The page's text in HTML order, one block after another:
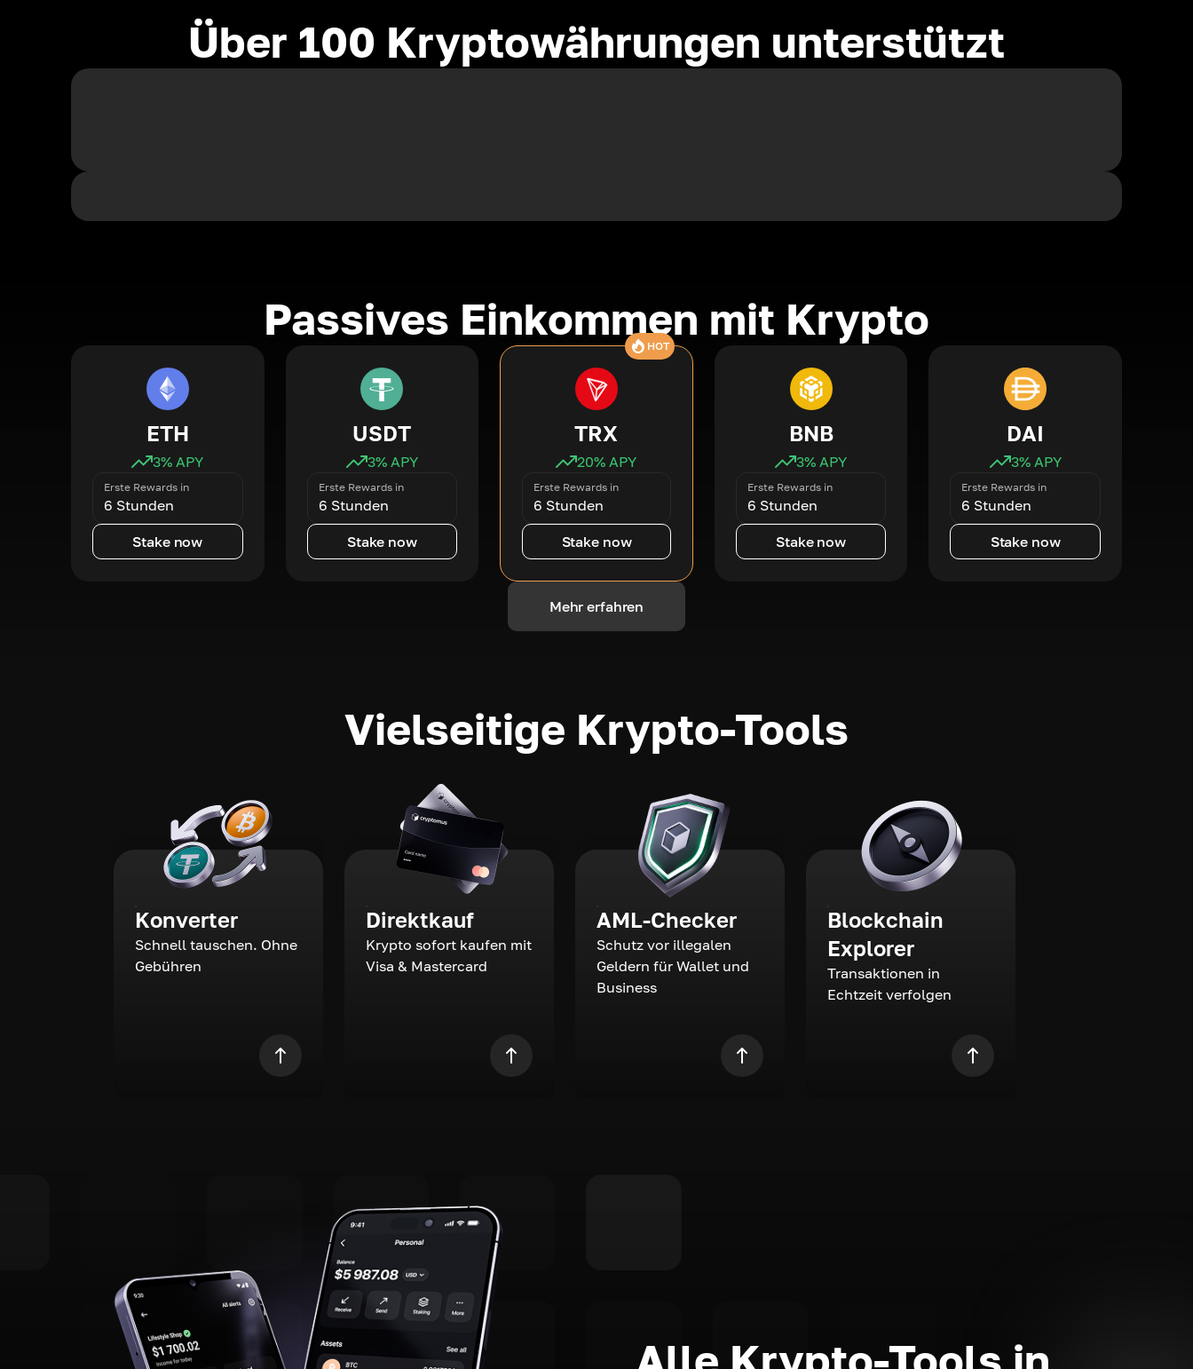
Über 100 Kryptowährungen unterstützt
Passives Einkommen mit Krypto
ETH
3% APY
Erste Rewards in
6 Stunden
Stake now
USDT
3% APY
Erste Rewards in
6 Stunden
Stake now
HOT
TRX
20% APY
Erste Rewards in
6 Stunden
Stake now
BNB
3% APY
Erste Rewards in
6 Stunden
Stake now
DAI
3% APY
Erste Rewards in
6 Stunden
Stake now
Mehr erfahren
Vielseitige Krypto-Tools
Konverter
Schnell tauschen. Ohne
Gebühren
Direktkauf
Krypto sofort kaufen mit
Visa & Mastercard
AML-Checker
Schutz vor illegalen
Geldern für Wallet und
Business
Blockchain
Explorer
Transaktionen in
Echtzeit verfolgen